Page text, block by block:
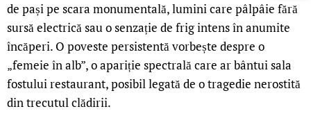
de pași pe scara monumentală, lumini care pâlpâie fără
sursă electrică sau o senzație de frig intens în anumite
încăperi. O poveste persistentă vorbește despre o
„femeie în alb”, o apariție spectrală care ar bântui sala
fostului restaurant, posibil legată de o tragedie nerostită
din trecutul clădirii.